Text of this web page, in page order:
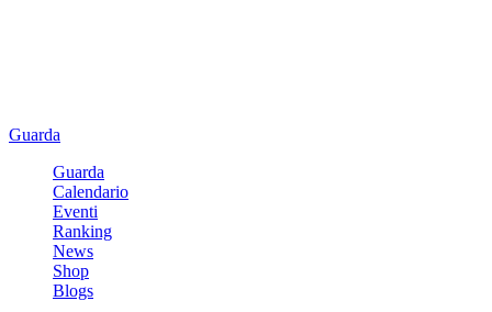
Guarda
Guarda
Calendario
Eventi
Ranking
News
Shop
Blogs